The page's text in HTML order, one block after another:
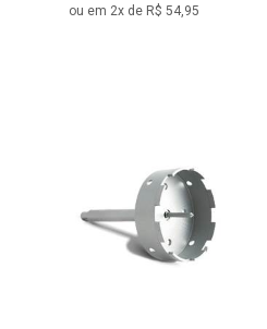
ou em 2x de R$ 54,95